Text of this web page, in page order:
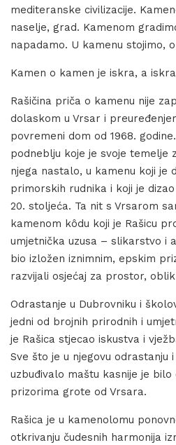
mediteranske civilizacije.
naselje, grad. Kamenom
napadamo. U kamenu stojimo,
Kamen o kamen je iskra, a
Rašičina priča o kamenu nije
dolaskom u Vrsar i
povremeni dom od 1968.
podneblju koje je svoje temelje
njega nastalo, u kamenu koji je
primorskih rudnika i koji je
20. stoljeća. Ta nit s Vrsarom
kamenom kôdu koji je Rašicu
umjetnička uzusa – slikarstvo i
bio izložen iznimnim, epskim
razvijali osjećaj za prostor,
Odrastanje u Dubrovniku i
jedni od brojnih prirodnih i
je Rašica stjecao iskustva i
Sve što je u njegovu odrastanju
uzbuđivalo maštu kasnije je
prizorima grote od Vrsara.
Rašica je u kamenolomu
otkrivanju čudesnih harmonija